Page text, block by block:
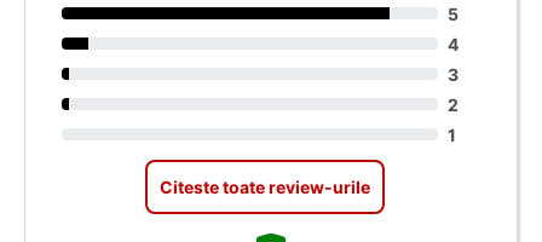
5
4
3
2
1
Citeste toate review-urile